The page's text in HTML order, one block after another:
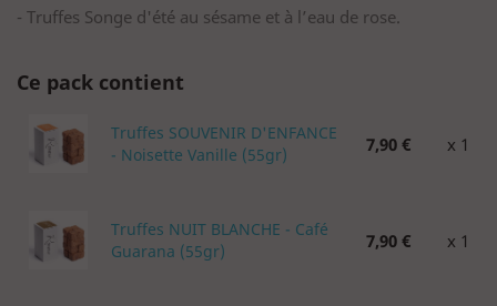
- Truffes Songe d'été au sésame et à l’eau de rose.
Ce pack contient
Truffes SOUVENIR D'ENFANCE
- Noisette Vanille (55gr)
7,90 € x 1
Truffes NUIT BLANCHE - Café
Guarana (55gr)
7,90 € x 1